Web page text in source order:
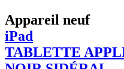
Appareil neuf
iPad
TABLETTE